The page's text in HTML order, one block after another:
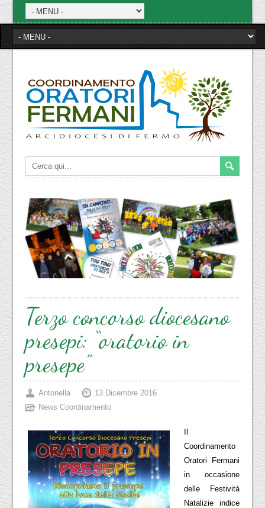
Terzo concorso diocesano
presepi: “oratorio in
presepe”
Antonella
13 Dicembre 2016
News Coordinamento
Il
Coordinamento
Oratori Fermani
in occasione
delle Festività
Natalizie indice